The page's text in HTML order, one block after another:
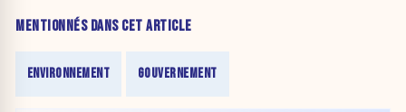
MENTIONNÉS DANS CET ARTICLE
ENVIRONNEMENT GOUVERNEMENT